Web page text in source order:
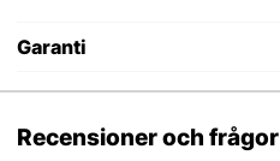
Garanti
Recensioner och frågor